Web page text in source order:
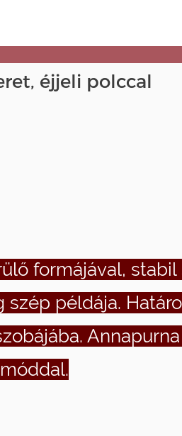
éjjeli polccal
formájával,
példája.